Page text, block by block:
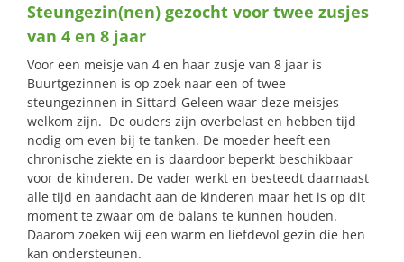
naar:
Steungezin(nen) gezocht voor twee zusjes
van 4 en 8 jaar
Voor een meisje van 4 en haar zusje van 8 jaar is
Buurtgezinnen is op zoek naar een of twee
steungezinnen in Sittard-Geleen waar deze meisjes
welkom zijn. De ouders zijn overbelast en hebben tijd
nodig om even bij te tanken. De moeder heeft een
chronische ziekte en is daardoor beperkt beschikbaar
voor de kinderen. De vader werkt en besteedt daarnaast
alle tijd en aandacht aan de kinderen maar het is op dit
moment te zwaar om de balans te kunnen houden.
Daarom zoeken wij een warm en liefdevol gezin die hen
kan ondersteunen.